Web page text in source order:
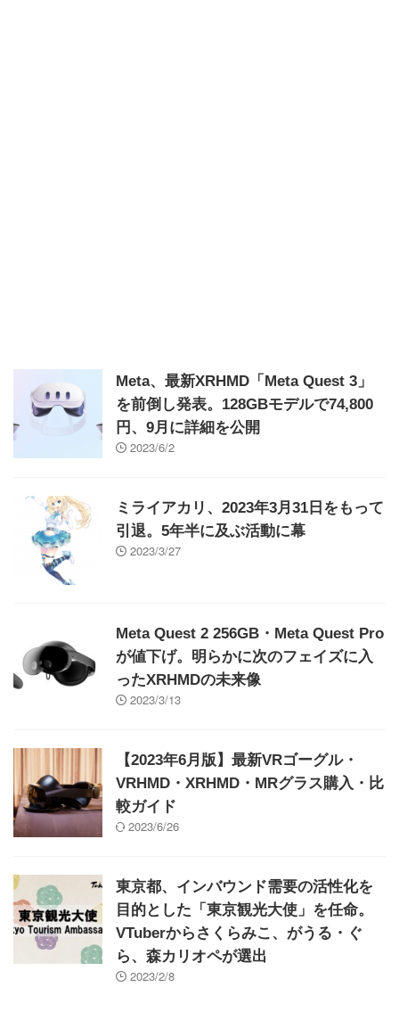
Meta、最新XRHMD「Meta Quest 3」
を前倒し発表。128GBモデルで74,800
円、9月に詳細を公開
2023/6/2
ミライアカリ、2023年3月31日をもって
引退。5年半に及ぶ活動に幕
2023/3/27
Meta Quest 2 256GB・Meta Quest Pro
が値下げ。明らかに次のフェイズに入
ったXRHMDの未来像
2023/3/13
【2023年6月版】最新VRゴーグル・
VRHMD・XRHMD・MRグラス購入・比
較ガイド
2023/6/26
東京都、インバウンド需要の活性化を
目的とした「東京観光大使」を任命。
VTuberからさくらみこ、がうる・ぐ
ら、森カリオペが選出
2023/2/8